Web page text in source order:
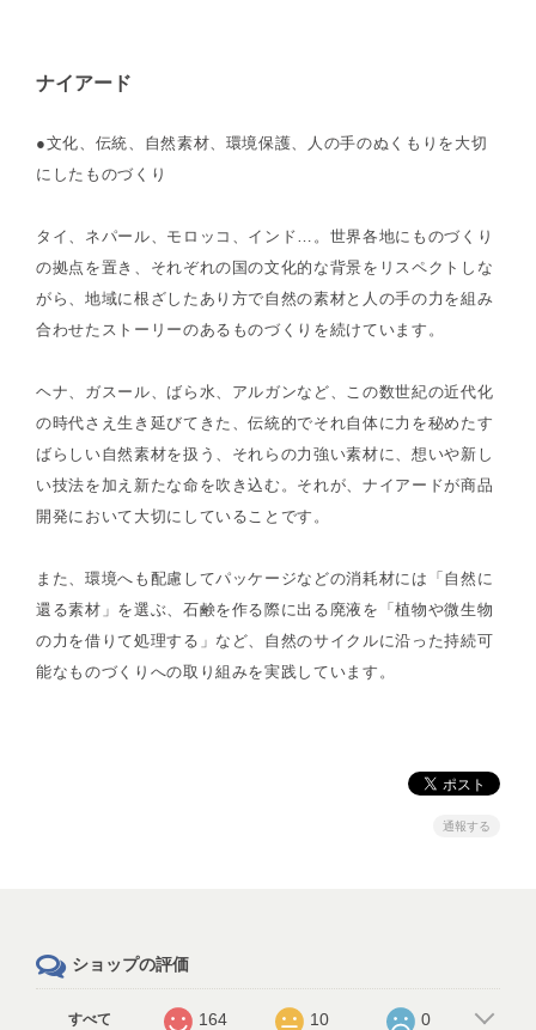
ナイアード
●文化、伝統、自然素材、環境保護、人の手のぬくもりを大切
にしたものづくり
タイ、ネパール、モロッコ、インド…。世界各地にものづくり
の拠点を置き、それぞれの国の文化的な背景をリスペクトしな
がら、地域に根ざしたあり方で自然の素材と人の手の力を組み
合わせたストーリーのあるものづくりを続けています。
ヘナ、ガスール、ばら水、アルガンなど、この数世紀の近代化
の時代さえ生き延びてきた、伝統的でそれ自体に力を秘めたす
ばらしい自然素材を扱う、それらの力強い素材に、想いや新し
い技法を加え新たな命を吹き込む。それが、ナイアードが商品
開発において大切にしていることです。
また、環境へも配慮してパッケージなどの消耗材には「自然に
還る素材」を選ぶ、石鹸を作る際に出る廃液を「植物や微生物
の力を借りて処理する」など、自然のサイクルに沿った持続可
能なものづくりへの取り組みを実践しています。
通報する
ショップの評価
すべて 164 10 0